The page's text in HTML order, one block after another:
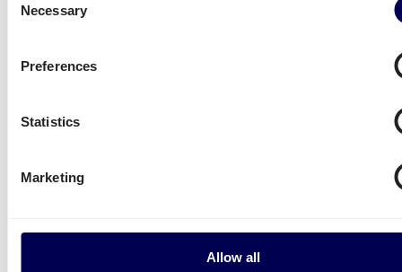
Selection
Necessary
Preferences
Statistics
Marketing
Allow all
Justuno